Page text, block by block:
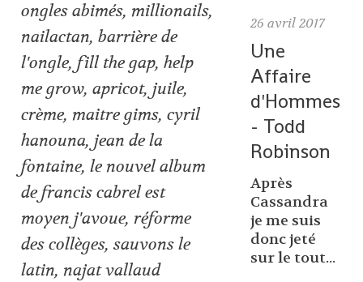
ongles abimés, millionails,
nailactan,barrière de
l'ongle,fill the gap,help
me grow,apricot,juile,
crème, maitre gims,cyril
hanouna,jean de la
fontaine,le nouvel album
de francis cabrel est
moyen j'avoue, réforme
des collèges,sauvons le
latin, najat vallaud
26 avril 2017
Une
Affaire
d'Hommes
- Todd
Robinson
Après
Cassandra
je me suis
donc jeté
sur le tout...